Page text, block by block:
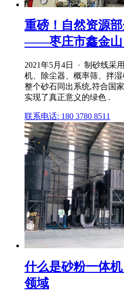
重磅！自然资源
——枣庄市鑫金山
2021年5月4日 · 制砂线采
机、除尘器、概率筛、拌湿
整个砂石同出系统,符合国
实现了真正意义的绿色 .
联系电话: 180 3780 8511
什么是砂粉一体机
领域